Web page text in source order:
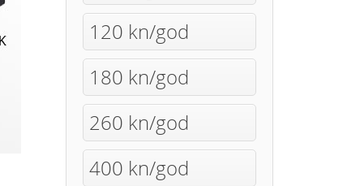
120 kn/god
180 kn/god
260 kn/god
400 kn/god